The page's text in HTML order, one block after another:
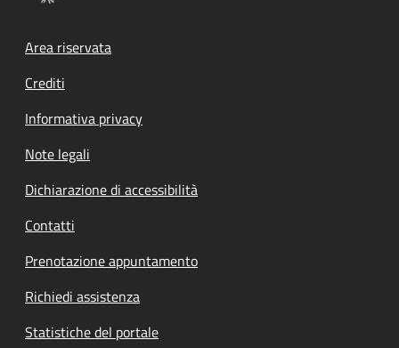
Footer menu
Area riservata
Crediti
Informativa privacy
Note legali
Dichiarazione di accessibilità
Contatti
Prenotazione appuntamento
Richiedi assistenza
Statistiche del portale